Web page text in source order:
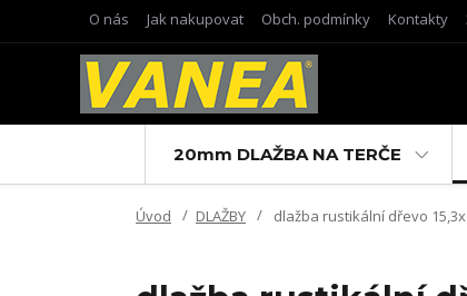
O nás Jak nakupovat Obch. podmínky Kontakty
20mm DLAŽBA NA TERČE
Úvod DLAŽBY dlažba rustikální dřevo